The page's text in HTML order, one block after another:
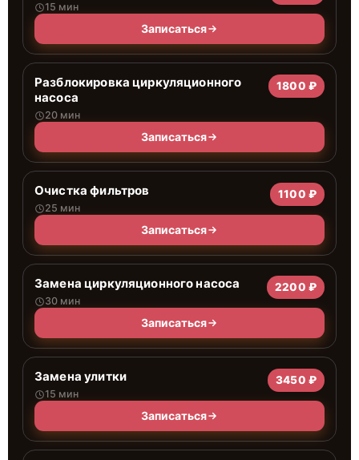
15 мин
Записаться
Разблокировка циркуляционного
насоса
20 мин
1800 ₽
Записаться
Очистка фильтров
25 мин
1100 ₽
Записаться
Замена циркуляционного насоса
30 мин
2200 ₽
Записаться
Замена улитки
15 мин
3450 ₽
Записаться